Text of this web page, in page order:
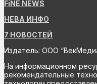
FiNE NEWS
НЕВА ИНФО
7 НОВОСТЕЙ
Издатель: ООО
На информационном
рекомендательные